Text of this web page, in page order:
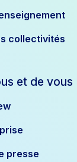
collectivités
et de vous
presse